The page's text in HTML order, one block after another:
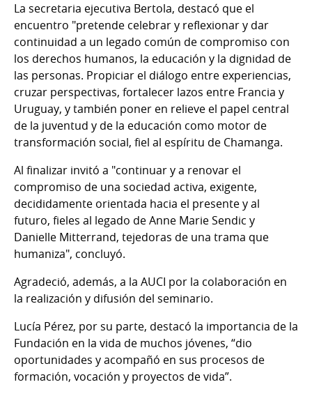
La secretaria ejecutiva Bertola, destacó que el
encuentro "pretende celebrar y reflexionar y dar
continuidad a un legado común de compromiso con
los derechos humanos, la educación y la dignidad de
las personas. Propiciar el diálogo entre experiencias,
cruzar perspectivas, fortalecer lazos entre Francia y
Uruguay, y también poner en relieve el papel central
de la juventud y de la educación como motor de
transformación social, fiel al espíritu de Chamanga.
Al finalizar invitó a "continuar y a renovar el
compromiso de una sociedad activa, exigente,
decididamente orientada hacia el presente y al
futuro, fieles al legado de Anne Marie Sendic y
Danielle Mitterrand, tejedoras de una trama que
humaniza", concluyó.
Agradeció, además, a la AUCI por la colaboración en
la realización y difusión del seminario.
Lucía Pérez, por su parte, destacó la importancia de la
Fundación en la vida de muchos jóvenes, “dio
oportunidades y acompañó en sus procesos de
formación, vocación y proyectos de vida”.